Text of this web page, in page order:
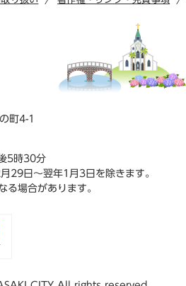
町4-1
5時30分
29日～翌年1月3日を除きます。
る場合があります。